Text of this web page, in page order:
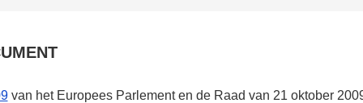
van het Europees Parlement en de Raad van 21 oktober